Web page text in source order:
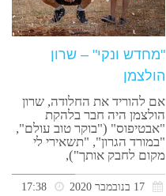
"מחדש ונקי" – שרון
הולצמן
אם להוריד את החלודה, שרון
הולצמן היה חבר בלהקת
"אבטיפוס" ("בוקר טוב עולם",
"במורד הגרון", "תשאירי לי
מקום לחבק אותך"),